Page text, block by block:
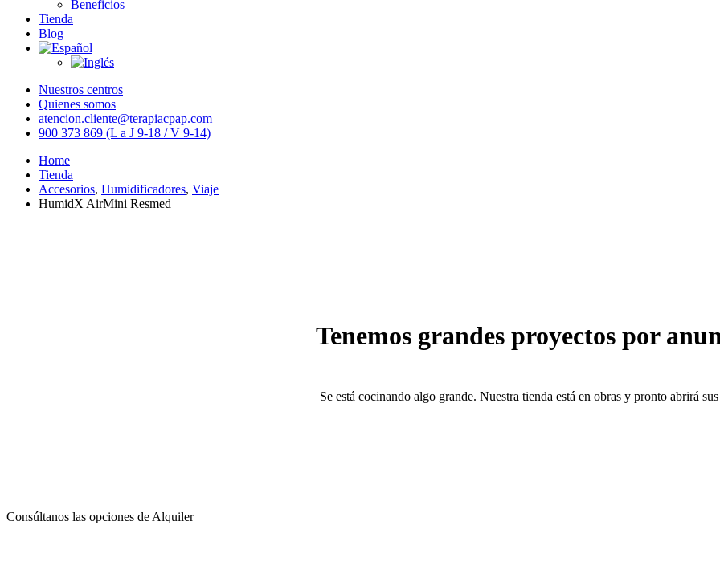
Beneficios
Tienda
Blog
Nuestros centros
Quienes somos
atencion.cliente@terapiacpap.com
900 373 869 (L a J 9-18 / V 9-14)
Home
Tienda
Accesorios, Humidificadores, Viaje
HumidX AirMini Resmed
Tenemos grandes proyectos por
Se está cocinando algo grande. Nuestra tienda está en obras y pronto abrirá
Consúltanos las opciones de Alquiler